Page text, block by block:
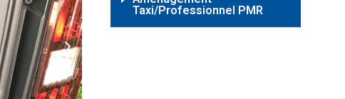
Taxi/Professionnel PMR